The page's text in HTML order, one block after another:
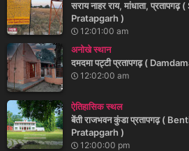
सराय नाहर राय, मांधाता,
Pratapgarh )
12:01:00 am
अनोखे स्थान
दमदमा पट्टी प्रतापगढ़ (
12:02:00 am
ऐतिहासिक स्थल
बेंती राजभवन कुंडा प्रतापगढ़ (
Pratapgarh )
12:00:00 pm